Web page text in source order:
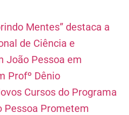
Mentes” destaca a
de Ciência e
João Pessoa em
Profº Dênio
Cursos do Programa
Pessoa Prometem